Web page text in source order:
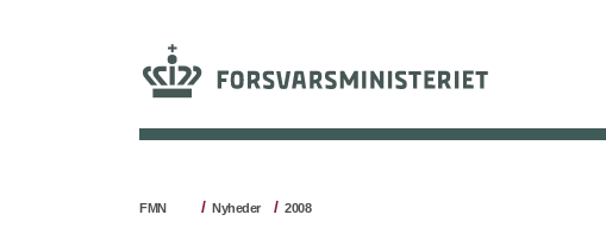
FMN Nyheder 2008